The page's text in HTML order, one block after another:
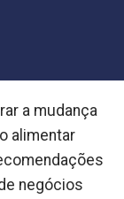
a mudança
alimentar
negócios